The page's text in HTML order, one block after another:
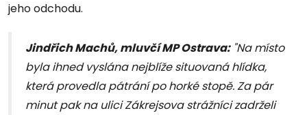
jeho odchodu.
Jindřich Machů, mluvčí MP Ostrava:"Na místo
byla ihned vyslána nejblíže situovaná hlídka,
která provedla pátrání po horké stopě. Za pár
minut pak na ulici Zákrejsova strážníci zadrželi